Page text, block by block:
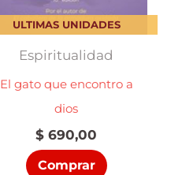
ULTIMAS UNIDADES
Espiritualidad
El gato que encontro a
dios
$ 690,00
Comprar